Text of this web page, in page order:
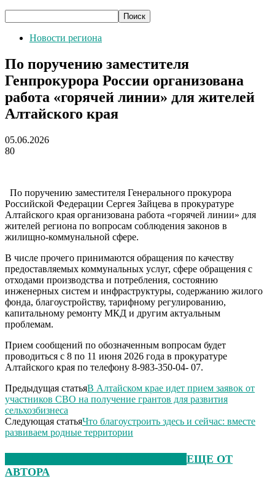
Новости региона
По поручению заместителя
Генпрокурора России организована
работа «горячей линии» для жителей
Алтайского края
05.06.2026
80
По поручению заместителя Генерального прокурора
Российской Федерации Сергея Зайцева в прокуратуре
Алтайского края организована работа «горячей линии» для
жителей региона по вопросам соблюдения законов в
жилищно-коммунальной сфере.
В числе прочего принимаются обращения по качеству
предоставляемых коммунальных услуг, сфере обращения с
отходами производства и потребления, состоянию
инженерных систем и инфраструктуры, содержанию жилого
фонда, благоустройству, тарифному регулированию,
капитальному ремонту МКД и другим актуальным
проблемам.
Прием сообщений по обозначенным вопросам будет
проводиться с 8 по 11 июня 2026 года в прокуратуре
Алтайского края по телефону 8-983-350-04- 07.
Предыдущая статьяВ Алтайском крае идет прием заявок от
участников СВО на получение грантов для развития
сельхозбизнеса
Следующая статьяЧто благоустроить здесь и сейчас: вместе
развиваем родные территории
ЕЩЕ ОТ
АВТОРА